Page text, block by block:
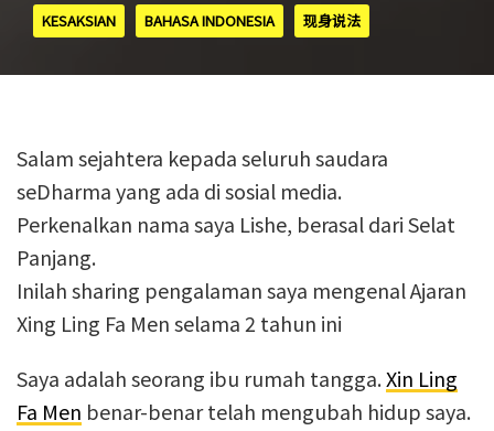
KESAKSIAN BAHASA INDONESIA 现身说法
Salam sejahtera kepada seluruh saudara
seDharma yang ada di sosial media.
Perkenalkan nama saya Lishe, berasal dari Selat
Panjang.
Inilah sharing pengalaman saya mengenal Ajaran
Xing Ling Fa Men selama 2 tahun ini
Saya adalah seorang ibu rumah tangga.Xin Ling
Fa Men benar-benar telah mengubah hidup saya.